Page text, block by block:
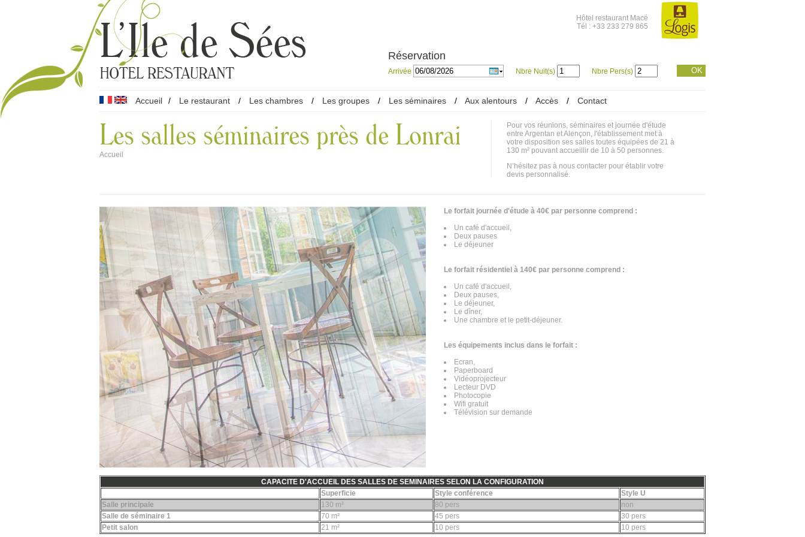
Hôtel restaurant Macé
Tél : +33 233 279 865
Réservation
Arrivée Nbre Nuit(s) Nbre Pers(s) OK
Accueil / Le restaurant / Les chambres / Les groupes / Les séminaires / Aux alentours / Accès / Contact
Les salles séminaires près de Lonrai
Accueil
Pour vos réunions, séminaires et journée d'étude
entre Argentan et Alençon, l'établissement met à
votre disposition ses salles toutes équipées de 21 à
130 m² pouvant accueillir de 10 à 50 personnes.
N’hésitez pas à nous contacter pour établir votre
devis personnalisé.
Le forfait journée d'étude à 40€ par personne comprend :
Un café d'accueil,
Deux pauses
Le déjeuner
Le forfait résidentiel à 140€ par personne comprend :
Un café d'accueil,
Deux pauses,
Le déjeuner,
Le dîner,
Une chambre et le petit-déjeuner.
Les équipements inclus dans le forfait :
Ecran,
Paperboard
Vidéoprojecteur
Lecteur DVD
Photocopie
Wifi gratuit
Télévision sur demande
CAPACITE D'ACCUEIL DES SALLES DE SEMINAIRES SELON LA CONFIGURATION
Superficie
Style conférence
Style U
Salle principale
130 m² 80 pers
non
Salle de séminaire 1
70 m² 45 pers
30 pers
Petit salon
21 m² 10 pers 10 pers